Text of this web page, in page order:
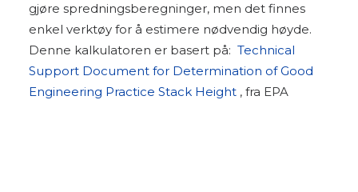
gjøre spredningsberegninger, men det finnes
enkel verktøy for å estimere nødvendig høyde.
Denne kalkulatoren er basert på: Technical
Support Document for Determination of Good
Engineering Practice Stack Height , fra EPA